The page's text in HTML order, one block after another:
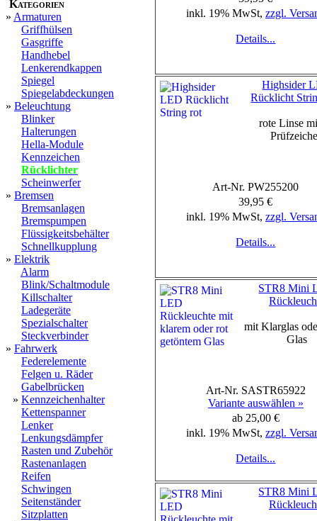
Kategorien
» Armaturen
Griffhülsen
Gasgriffe
Handhebel
Lenkerendkappen
Spiegel
Spiegelabdeckungen
» Beleuchtung
Blinker
Halterungen
Hella-Module
Kennzeichen
Rücklichter
Scheinwerfer
» Bremsen
Bremsanlagen
Bremspumpen
Flüssigkeitsbehälter
Schnellkupplung
» Elektrik
Alarm
Blink/Schaltmodule
Killschalter
Ladegeräte
Spezialschalter
Steckverbinder
» Fahrwerk
Federelemente
Felgen u. Räder
Gabelbrücken
» Kennzeichenhalter
Kettenspanner
Lenker
Lenkungsdämpfer
Rasten und Zubehör
Rastenanlagen
Reifen
Schwingen
Seitenständer
Sitzplatten
inkl. 19% MwSt, zzgl.
Details...
Highsider
Rücklicht
rote Linse
Art-Nr. PW255200
39,95 €
inkl. 19% MwSt, zzgl.
Details...
STR8 Mini
mit Klarglas
Glas
Art-Nr. SASTR65922
Variante auswählen »
ab 25,00 €
inkl. 19% MwSt, zzgl.
Details...
STR8 Mini